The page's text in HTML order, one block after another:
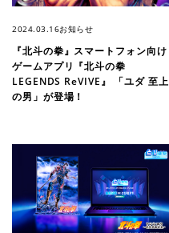
2024.03.16お知らせ
『北斗の拳』スマートフォン向け
ゲームアプリ『北斗の拳
LEGENDS ReVIVE』 「ユダ 至上
の男」が登場！